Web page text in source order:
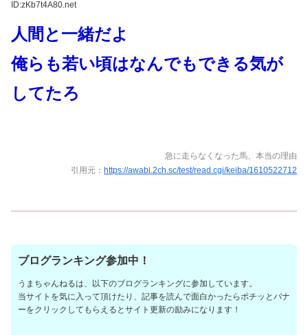
ID:zKb7t4A80.net
人間と一緒だよ
俺らも若い頃はなんでもできる気が
してたろ
急に走らなくなった馬、本当の理由
引用元： https://awabi.2ch.sc/test/read.cgi/keiba/1610522712
ブログランキング参加中！
うまちゃんねるは、以下のブログランキングに参加しています。
当サイトを気に入って頂けたり、記事を読んで面白かったらポチッとバナ
ーをクリックしてもらえるとサイト更新の励みになります！